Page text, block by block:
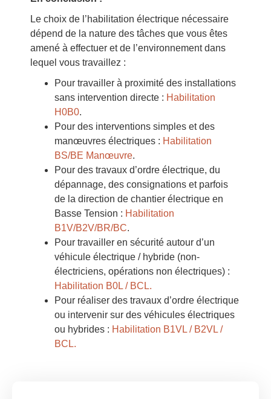
Le choix de l’habilitation électrique nécessaire
dépend de la nature des tâches que vous êtes
amené à effectuer et de l’environnement dans
lequel vous travaillez :
Pour travailler à proximité des installations
sans intervention directe : Habilitation
H0B0.
Pour des interventions simples et des
manœuvres électriques : Habilitation
BS/BE Manœuvre.
Pour des travaux d’ordre électrique, du
dépannage, des consignations et parfois
de la direction de chantier électrique en
Basse Tension : Habilitation
B1V/B2V/BR/BC.
Pour travailler en sécurité autour d’un
véhicule électrique / hybride (non-
électriciens, opérations non électriques) :
Habilitation B0L / BCL.
Pour réaliser des travaux d’ordre électrique
ou intervenir sur des véhicules électriques
ou hybrides : Habilitation B1VL / B2VL /
BCL.